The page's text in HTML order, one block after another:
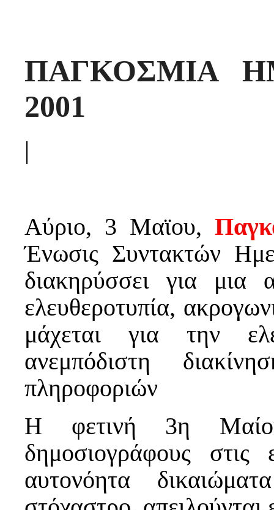
ΠΑΓΚΟΣΜΙΑ
2001
|
Αύριο, 3 Μαϊου,
Ένωσις Συντακτών
διακηρύσσει για
ελευθεροτυπία,
μάχεται για την
ανεμπόδιστη
πληροφοριών
Η φετινή 3η
δημοσιογράφους στις
αυτονόητα